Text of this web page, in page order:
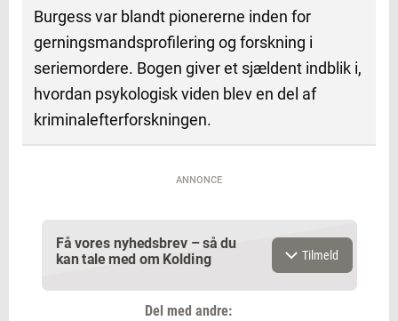
Burgess var blandt pionererne inden for
gerningsmandsprofilering og forskning i
seriemordere. Bogen giver et sjældent indblik i,
hvordan psykologisk viden blev en del af
kriminalefterforskningen.
ANNONCE
Få vores nyhedsbrev – så du
kan tale med om Kolding
Tilmeld
Del med andre: